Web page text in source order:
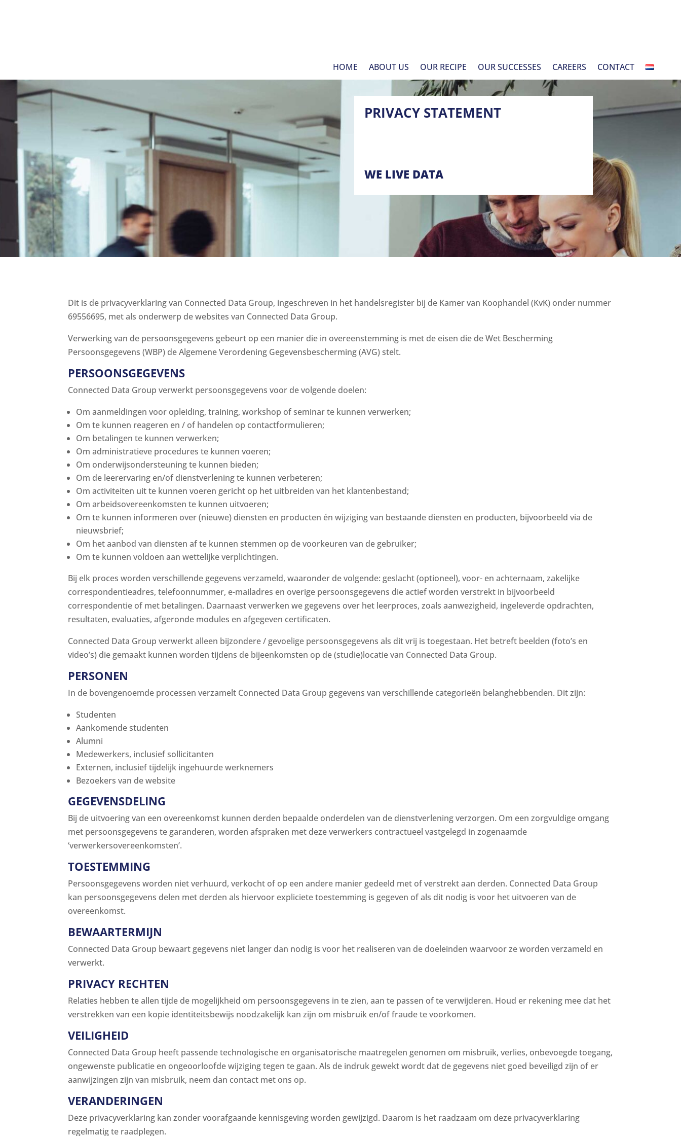
HOME ABOUT US OUR RECIPE OUR SUCCESSES CAREERS CONTACT
PRIVACY STATEMENT
WE LIVE DATA
Dit is de privacyverklaring van Connected Data Group, ingeschreven in het handelsregister bij de Kamer van Koophandel (KvK) onder nummer
69556695, met als onderwerp de websites van Connected Data Group.
Verwerking van de persoonsgegevens gebeurt op een manier die in overeenstemming is met de eisen die de Wet Bescherming
Persoonsgegevens (WBP) de Algemene Verordening Gegevensbescherming (AVG) stelt.
PERSOONSGEGEVENS
Connected Data Group verwerkt persoonsgegevens voor de volgende doelen:
Om aanmeldingen voor opleiding, training, workshop of seminar te kunnen verwerken;
Om te kunnen reageren en / of handelen op contactformulieren;
Om betalingen te kunnen verwerken;
Om administratieve procedures te kunnen voeren;
Om onderwijsondersteuning te kunnen bieden;
Om de leerervaring en/of dienstverlening te kunnen verbeteren;
Om activiteiten uit te kunnen voeren gericht op het uitbreiden van het klantenbestand;
Om arbeidsovereenkomsten te kunnen uitvoeren;
Om te kunnen informeren over (nieuwe) diensten en producten én wijziging van bestaande diensten en producten, bijvoorbeeld via de
nieuwsbrief;
Om het aanbod van diensten af te kunnen stemmen op de voorkeuren van de gebruiker;
Om te kunnen voldoen aan wettelijke verplichtingen.
Bij elk proces worden verschillende gegevens verzameld, waaronder de volgende: geslacht (optioneel), voor- en achternaam, zakelijke
correspondentieadres, telefoonnummer, e-mailadres en overige persoonsgegevens die actief worden verstrekt in bijvoorbeeld
correspondentie of met betalingen. Daarnaast verwerken we gegevens over het leerproces, zoals aanwezigheid, ingeleverde opdrachten,
resultaten, evaluaties, afgeronde modules en afgegeven certificaten.
Connected Data Group verwerkt alleen bijzondere / gevoelige persoonsgegevens als dit vrij is toegestaan. Het betreft beelden (foto’s en
video’s) die gemaakt kunnen worden tijdens de bijeenkomsten op de (studie)locatie van Connected Data Group.
PERSONEN
In de bovengenoemde processen verzamelt Connected Data Group gegevens van verschillende categorieën belanghebbenden. Dit zijn:
Studenten
Aankomende studenten
Alumni
Medewerkers, inclusief sollicitanten
Externen, inclusief tijdelijk ingehuurde werknemers
Bezoekers van de website
GEGEVENSDELING
Bij de uitvoering van een overeenkomst kunnen derden bepaalde onderdelen van de dienstverlening verzorgen. Om een ​​zorgvuldige omgang
met persoonsgegevens te garanderen, worden afspraken met deze verwerkers contractueel vastgelegd in zogenaamde
‘verwerkersovereenkomsten’.
TOESTEMMING
Persoonsgegevens worden niet verhuurd, verkocht of op een andere manier gedeeld met of verstrekt aan derden. Connected Data Group
kan persoonsgegevens delen met derden als hiervoor expliciete toestemming is gegeven of als dit nodig is voor het uitvoeren van de
overeenkomst.
BEWAARTERMIJN
Connected Data Group bewaart gegevens niet langer dan nodig is voor het realiseren van de doeleinden waarvoor ze worden verzameld en
verwerkt.
PRIVACY RECHTEN
Relaties hebben te allen tijde de mogelijkheid om persoonsgegevens in te zien, aan te passen of te verwijderen. Houd er rekening mee dat het
verstrekken van een kopie identiteitsbewijs noodzakelijk kan zijn om misbruik en/of fraude te voorkomen.
VEILIGHEID
Connected Data Group heeft passende technologische en organisatorische maatregelen genomen om misbruik, verlies, onbevoegde toegang,
ongewenste publicatie en ongeoorloofde wijziging tegen te gaan. Als de indruk gewekt wordt dat de gegevens niet goed beveiligd zijn of er
aanwijzingen zijn van misbruik, neem dan contact met ons op.
VERANDERINGEN
Deze privacyverklaring kan zonder voorafgaande kennisgeving worden gewijzigd. Daarom is het raadzaam om deze privacyverklaring
regelmatig te raadplegen.